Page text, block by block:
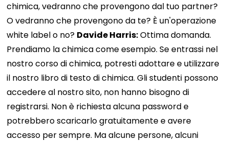
chimica, vedranno che provengono dal tuo partner?
O vedranno che provengono da te? È un'operazione
white label o no? Davide Harris:Ottima domanda.
Prendiamo la chimica come esempio. Se entrassi nel
nostro corso di chimica, potresti adottare e utilizzare
il nostro libro di testo di chimica. Gli studenti possono
accedere al nostro sito, non hanno bisogno di
registrarsi. Non è richiesta alcuna password e
potrebbero scaricarlo gratuitamente e avere
accesso per sempre. Ma alcune persone, alcuni